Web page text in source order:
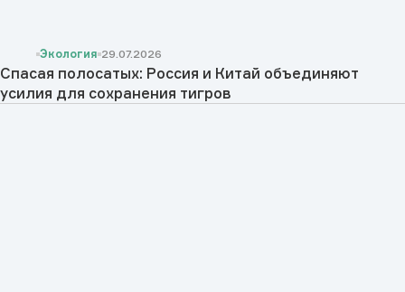
Экология 29.07.2026
Спасая полосатых: Россия и Китай объединяют
усилия для сохранения тигров